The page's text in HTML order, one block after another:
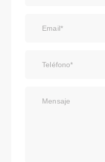
Email*
Teléfono*
Mensaje